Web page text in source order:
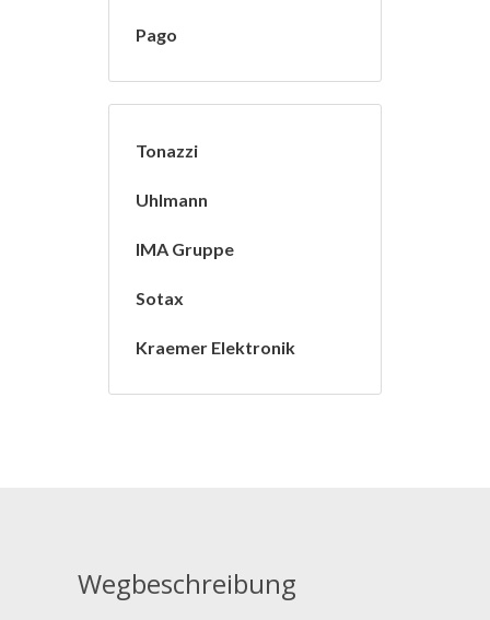
Pago
Tonazzi
Uhlmann
IMA Gruppe
Sotax
Kraemer Elektronik
Wegbeschreibung